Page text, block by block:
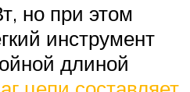
но при этом
инструмент
длиной